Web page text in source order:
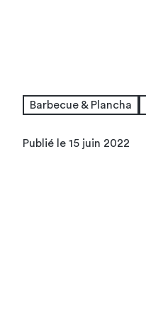
Barbecue & Plancha
Publié le 15 juin 2022